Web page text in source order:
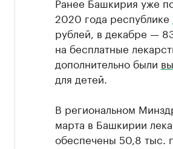
2020 года республике
рублей, в декабре —
на бесплатные
дополнительно были
для детей.
В региональном
марта в Башкирии
обеспечены 50,8 тыс.